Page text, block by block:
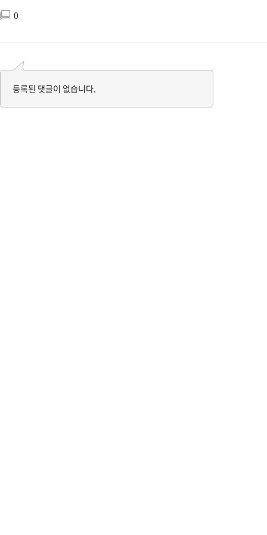
0
등록된 댓글이 없습니다.